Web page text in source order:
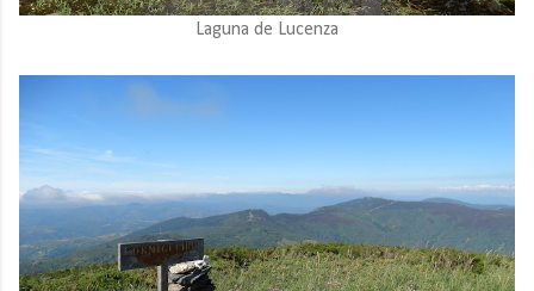
Laguna de Lucenza